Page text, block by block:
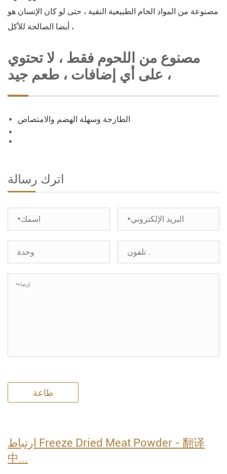
مصنوعة من المواد الخام الطبيعية النقية ، حتى لو كان الإنسان هو
أيضا الصالحة للأكل ،
مصنوع من اللحوم فقط ، لا تحتوي
على أي إضافات ، طعم جيد ،
الطازجة وسهلة الهضم والامتصاص
اترك رسالة
طاعة
ارتباط Freeze Dried Meat Powder - 翻译
中...